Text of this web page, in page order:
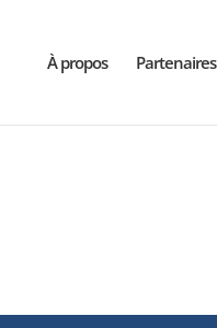
À propos Partenaires